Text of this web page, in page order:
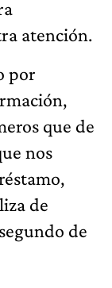
atención.
por
que de
nos
de
de